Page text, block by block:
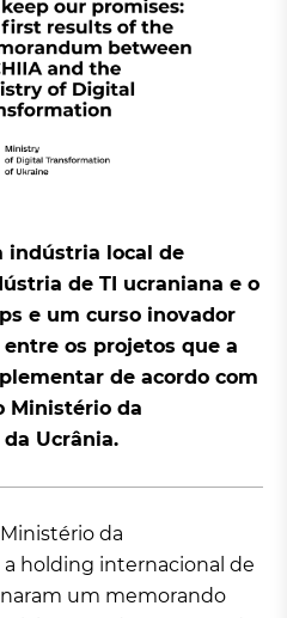
indústria local de
de TI ucraniana e o
e um curso inovador
os projetos que a
de acordo com
Ministério da
Ucrânia.
da
holding internacional de
um memorando